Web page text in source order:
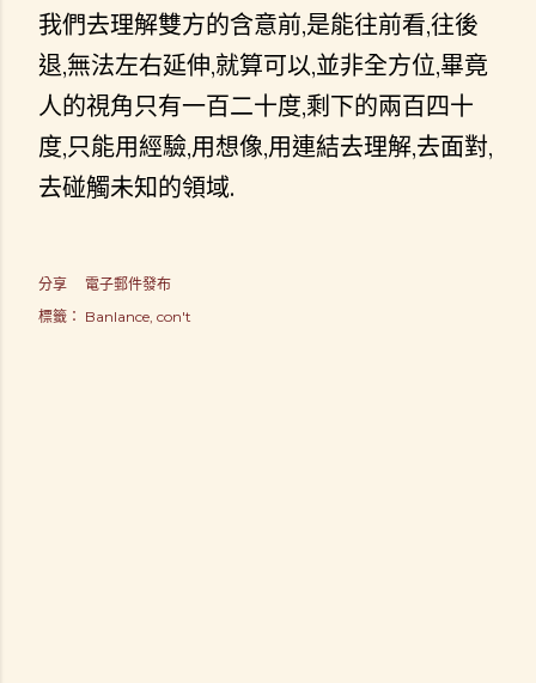
我們去理解雙方的含意前,是能往前看,往後
退,無法左右延伸,就算可以,並非全方位,畢竟
人的視角只有一百二十度,剩下的兩百四十
度,只能用經驗,用想像,用連結去理解,去面對,
去碰觸未知的領域.
分享
電子郵件發布
標籤： Banlance con't